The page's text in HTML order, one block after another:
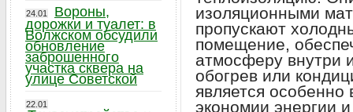
изоляционными
пропускают
помещение,
атмосферу внутри
обогрев или
является
экономии энергии
24.01
Вороны,
дорожки и туалет: в
Волжском обсудили
обновление
заброшенного
участка сквера на
улице Советской
22.01